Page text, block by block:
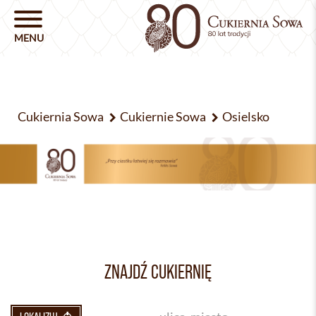
Cukiernia Sowa Cukiernie Sowa Osielsko
ZNAJDŹ CUKIERNIĘ